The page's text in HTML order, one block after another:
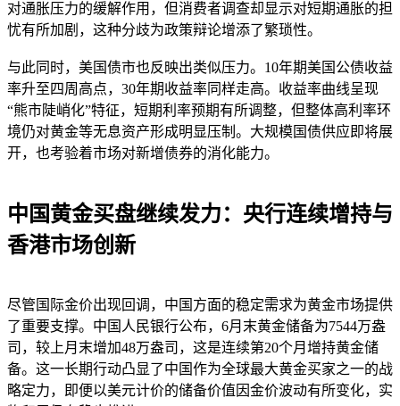
对通胀压力的缓解作用，但消费者调查却显示对短期通胀的担
忧有所加剧，这种分歧为政策辩论增添了繁琐性。
与此同时，美国债市也反映出类似压力。10年期美国公债收益
率升至四周高点，30年期收益率同样走高。收益率曲线呈现
“熊市陡峭化”特征，短期利率预期有所调整，但整体高利率环
境仍对黄金等无息资产形成明显压制。大规模国债供应即将展
开，也考验着市场对新增债券的消化能力。
中国黄金买盘继续发力：央行连续增持与
香港市场创新
尽管国际金价出现回调，中国方面的稳定需求为黄金市场提供
了重要支撑。中国人民银行公布，6月末黄金储备为7544万盎
司，较上月末增加48万盎司，这是连续第20个月增持黄金储
备。这一长期行动凸显了中国作为全球最大黄金买家之一的战
略定力，即便以美元计价的储备价值因金价波动有所变化，实